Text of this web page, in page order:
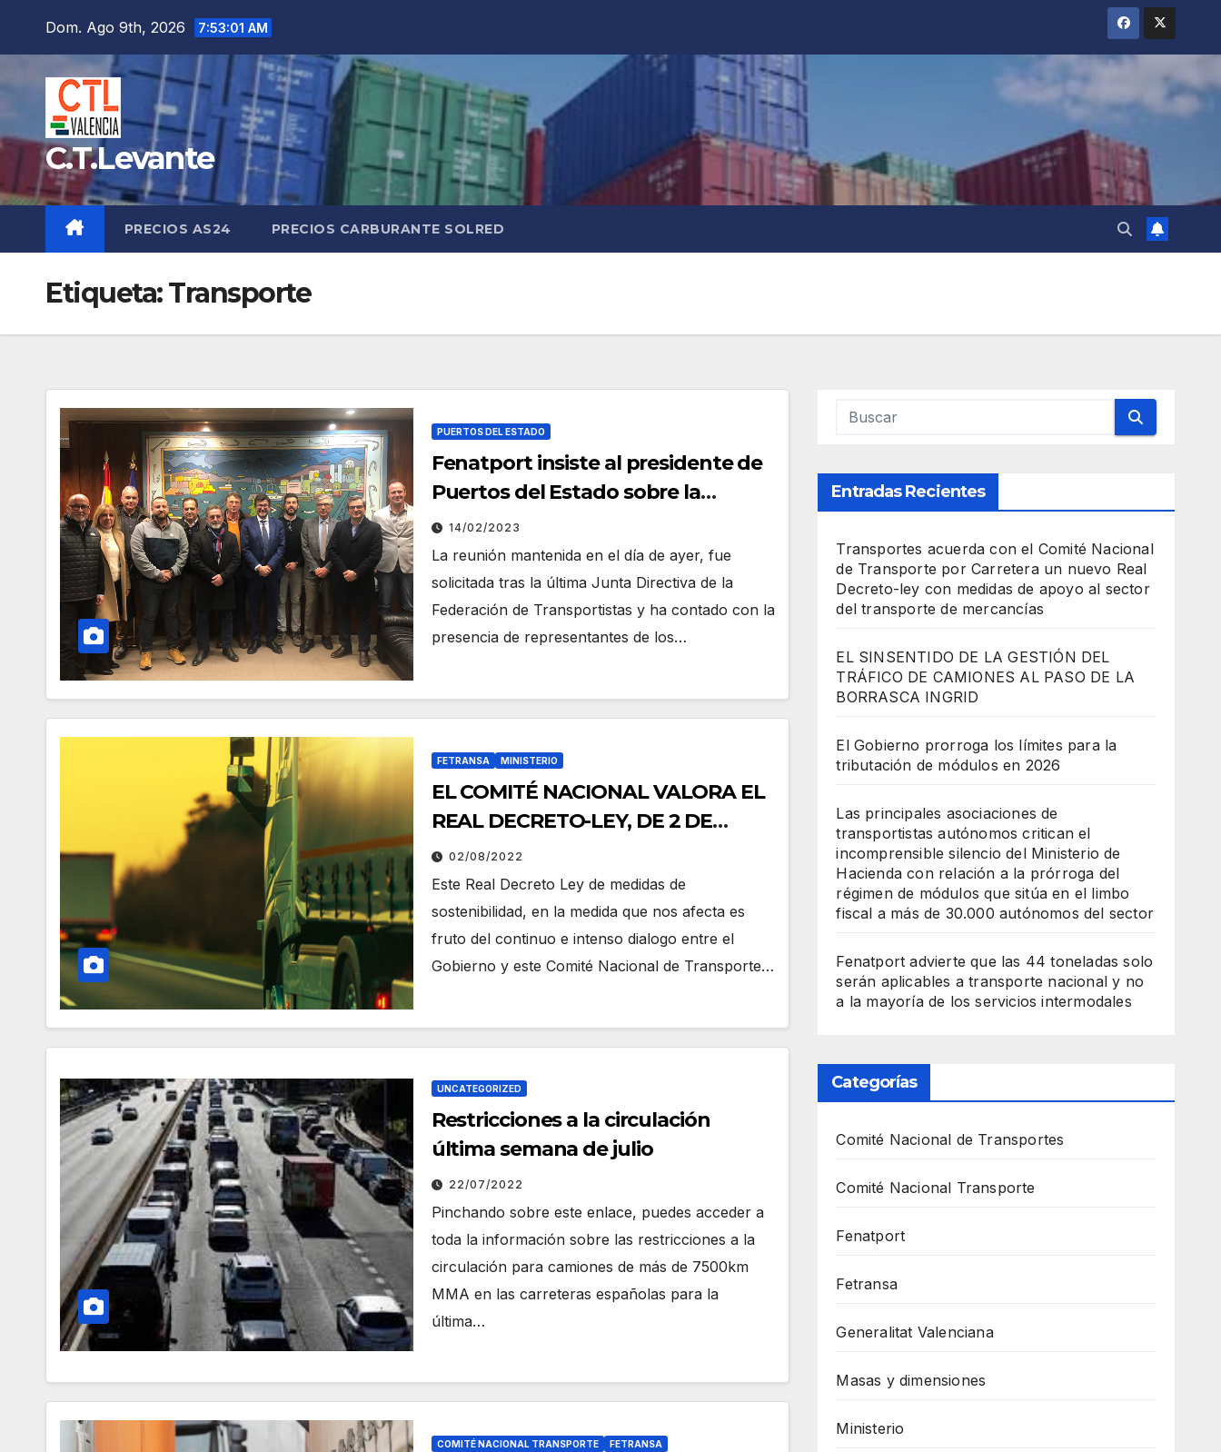
Dom. Ago 9th, 2026 7:53:02 AM
C.T.Levante
PRECIOS AS24 PRECIOS CARBURANTE SOLRED
Etiqueta:Transporte
PUERTOS DEL ESTADO
Fenatport insiste al presidente de
Puertos del Estado sobre la
necesidad de implantar el Servicio
Comercial en todos los Puertos de
interés general
14/02/2023
La reunión mantenida en el día de ayer, fue
solicitada tras la última Junta Directiva de la
Federación de Transportistas y ha contado con la
presencia de representantes de los…
FETRANSA MINISTERIO
EL COMITÉ NACIONAL VALORA EL
REAL DECRETO-LEY, DE 2 DE
AGOSTO
02/08/2022
Este Real Decreto Ley de medidas de
sostenibilidad, en la medida que nos afecta es
fruto del continuo e intenso dialogo entre el
Gobierno y este Comité Nacional de Transporte…
UNCATEGORIZED
Restricciones a la circulación
última semana de julio
22/07/2022
Pinchando sobre este enlace, puedes acceder a
toda la información sobre las restricciones a la
circulación para camiones de más de 7500km
MMA en las carreteras españolas para la
última…
COMITÉ NACIONAL TRANSPORTE FETRANSA
Entradas Recientes
Transportes acuerda con el Comité Nacional
de Transporte por Carretera un nuevo Real
Decreto-ley con medidas de apoyo al sector
del transporte de mercancías
EL SINSENTIDO DE LA GESTIÓN DEL
TRÁFICO DE CAMIONES AL PASO DE LA
BORRASCA INGRID
El Gobierno prorroga los límites para la
tributación de módulos en 2026
Las principales asociaciones de
transportistas autónomos critican el
incomprensible silencio del Ministerio de
Hacienda con relación a la prórroga del
régimen de módulos que sitúa en el limbo
fiscal a más de 30.000 autónomos del sector
Fenatport advierte que las 44 toneladas solo
serán aplicables a transporte nacional y no
a la mayoría de los servicios intermodales
Categorías
Comité Nacional de Transportes
Comité Nacional Transporte
Fenatport
Fetransa
Generalitat Valenciana
Masas y dimensiones
Ministerio